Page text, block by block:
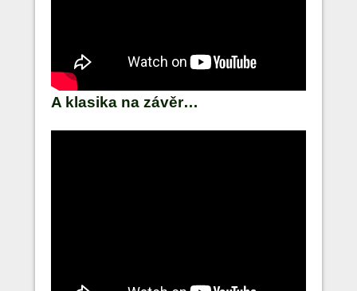
A klasika na závěr…